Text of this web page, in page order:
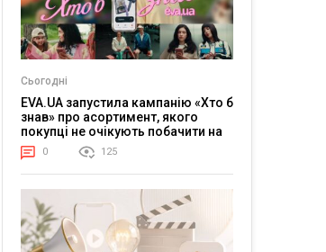
Сьогодні
EVA.UA запустила кампанію «Хто б
знав» про асортимент, якого
покупці не очікують побачити на
платформі
0 125